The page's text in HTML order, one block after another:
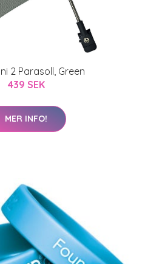
2 Parasoll, Green
439 SEK
MER INFO!